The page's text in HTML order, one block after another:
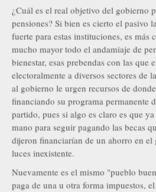
¿Cuál es el real objetivo del gobierno
pensiones? Si bien es cierto el pasivo
fuerte para estas instituciones, es más
mucho mayor todo el andamiaje de
bienestar, esas prebendas con las que
electoralmente a diversos sectores de
al gobierno le urgen recursos de
financiando su programa permanente
partido, pues si algo es claro es que
mano para seguir pagando las becas
dijeron financiarían de un ahorro en el
luces inexistente.
Nuevamente es el mismo "pueblo
paga de una u otra forma impuestos,